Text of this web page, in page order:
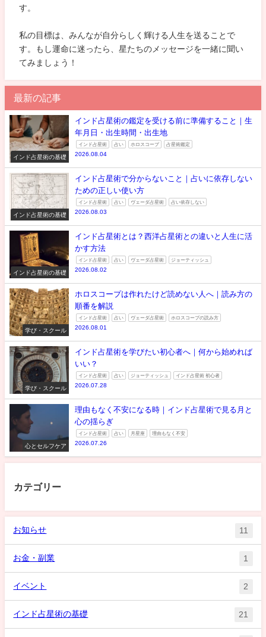
す。
私の目標は、みんなが自分らしく輝ける人生を送ることで
す。もし運命に迷ったら、星たちのメッセージを一緒に聞い
てみましょう！
最新の記事
インド占星術の基礎
インド占星術の鑑定を受ける前に準備すること｜生
年月日・出生時間・出生地
インド占星術 占い ホロスコープ 占星術鑑定
2026.08.04
インド占星術の基礎
インド占星術で分からないこと｜占いに依存しない
ための正しい使い方
インド占星術 占い ヴェーダ占星術 占い依存しない
2026.08.03
インド占星術の基礎
インド占星術とは？西洋占星術との違いと人生に活
かす方法
インド占星術 占い ヴェーダ占星術 ジョーティッシュ
2026.08.02
学び・スクール
ホロスコープは作れたけど読めない人へ｜読み方の
順番を解説
インド占星術 占い ヴェーダ占星術 ホロスコープの読み方
2026.08.01
学び・スクール
インド占星術を学びたい初心者へ｜何から始めれば
いい？
インド占星術 占い ジョーティッシュ インド占星術 初心者
2026.07.28
心とセルフケア
理由もなく不安になる時｜インド占星術で見る月と
心の揺らぎ
インド占星術 占い 月星座 理由もなく不安
2026.07.26
カテゴリー
お知らせ 11
お金・副業 1
イベント 2
インド占星術の基礎 21